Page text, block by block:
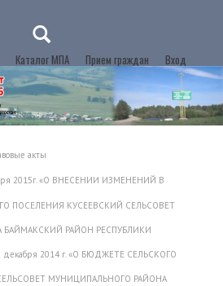
Каталог МПА Прием граждан Вход
акты
2015г. «О ВНЕСЕНИИ ИЗМЕНЕНИЙ В
ПОСЕЛЕНИЯ КУСЕЕВСКИЙ СЕЛЬСОВЕТ
РАЙОН РЕСПУБЛИКИ
2014 г. «О БЮДЖЕТЕ СЕЛЬСКОГО
МУНИЦИПАЛЬНОГО РАЙОНА